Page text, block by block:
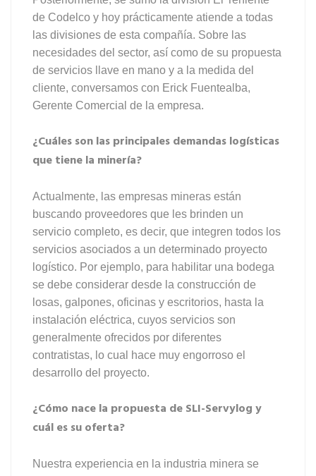
de Codelco y hoy prácticamente atiende a todas
las divisiones de esta compañía. Sobre las
necesidades del sector, así como de su propuesta
de servicios llave en mano y a la medida del
cliente, conversamos con Erick Fuentealba,
Gerente Comercial de la empresa.
¿Cuáles son las principales demandas logísticas
que tiene la minería?
Actualmente, las empresas mineras están
buscando proveedores que les brinden un
servicio completo, es decir, que integren todos los
servicios asociados a un determinado proyecto
logístico. Por ejemplo, para habilitar una bodega
se debe considerar desde la construcción de
losas, galpones, oficinas y escritorios, hasta la
instalación eléctrica, cuyos servicios son
generalmente ofrecidos por diferentes
contratistas, lo cual hace muy engorroso el
desarrollo del proyecto.
¿Cómo nace la propuesta de SLI-Servylog y
cuál es su oferta?
Nuestra experiencia en la industria minera se